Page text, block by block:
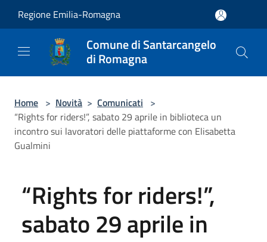
Regione Emilia-Romagna
Comune di Santarcangelo
di Romagna
Home > Novità > Comunicati >
“Rights for riders!”, sabato 29 aprile in biblioteca un
incontro sui lavoratori delle piattaforme con Elisabetta
Gualmini
“Rights for riders!”,
sabato 29 aprile in